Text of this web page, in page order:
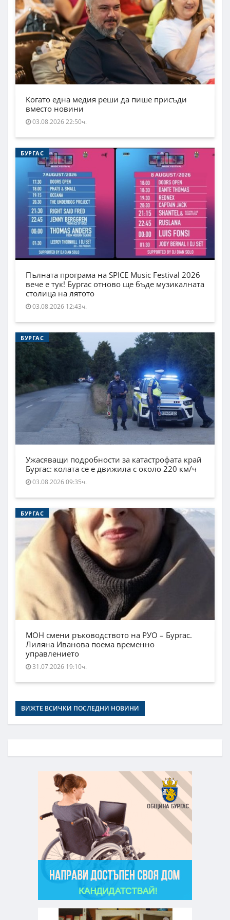
Когато една медия реши да пише присъди
вместо новини
03.08.2026 22:50ч.
БУРГАС
Пълната програма на SPICE Music Festival 2026
вече е тук! Бургас отново ще бъде музикалната
столица на лятото
03.08.2026 12:43ч.
БУРГАС
Ужасяващи подробности за катастрофата край
Бургас: колата се е движила с около 220 км/ч
03.08.2026 09:35ч.
БУРГАС
МОН смени ръководството на РУО – Бургас.
Лиляна Иванова поема временно
управлението
31.07.2026 19:10ч.
ВИЖТЕ ВСИЧКИ ПОСЛЕДНИ НОВИНИ